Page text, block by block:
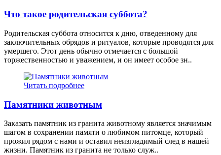
Что такое родительская суббота?
Родительская суббота относится к дню, отведенному для
заключительных обрядов и ритуалов, которые проводятся для
умершего. Этот день обычно отмечается с большой
торжественностью и уважением, и он имеет особое зн..
Читать подробнее
Памятники животным
Заказать памятник из гранита животному является значимым
шагом в сохранении памяти о любимом питомце, который
прожил рядом с нами и оставил неизгладимый след в нашей
жизни. Памятник из гранита не только служ..